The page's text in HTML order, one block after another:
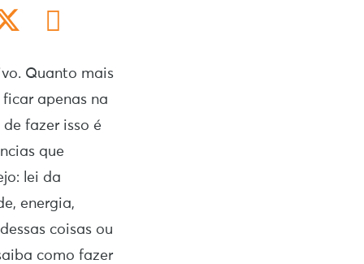
Quanto mais
apenas na
fazer isso é
que
lei da
energia,
coisas ou
como fazer